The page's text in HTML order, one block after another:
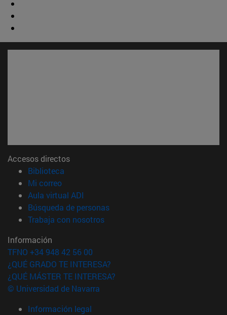
Accesos directos
Biblioteca
Mi correo(abre en nueva ventana)
Aula virtual ADI
Búsqueda de personas(abre en nueva ventana)
Trabaja con nosotros(abre en nueva ventana)
Información
TFNO +34 948 42 56 00
¿QUÉ GRADO TE INTERESA?
¿QUÉ MÁSTER TE INTERESA?
© Universidad de Navarra
Información legal